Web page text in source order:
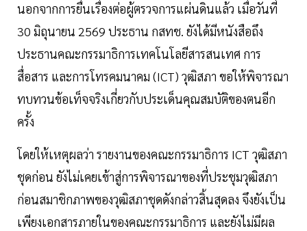
นอกจากการยื่นเรื่องต่อผู้ตรวจการแผ่นดินแล้ว เมื่อวันที่
30 มิถุนายน 2569 ประธาน กสทช. ยังได้มีหนังสือถึง
ประธานคณะกรรมาธิการเทคโนโลยีสารสนเทศ การ
สื่อสาร และการโทรคมนาคม (ICT) วุฒิสภา ขอให้พิจารณา
ทบทวนข้อเท็จจริงเกี่ยวกับประเด็นคุณสมบัติของตนอีก
ครั้ง
โดยให้เหตุผลว่า รายงานของคณะกรรมาธิการ ICT วุฒิสภา
ชุดก่อน ยังไม่เคยเข้าสู่การพิจารณาของที่ประชุมวุฒิสภา
ก่อนสมาชิกภาพของวุฒิสภาชุดดังกล่าวสิ้นสุดลง จึงยังเป็น
เพียงเอกสารภายในของคณะกรรมาธิการ และยังไม่มีผล